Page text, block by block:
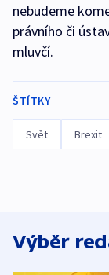
nebudeme
právního či
mluvčí.
ŠTÍTKY
Svět Brexit
Výběr